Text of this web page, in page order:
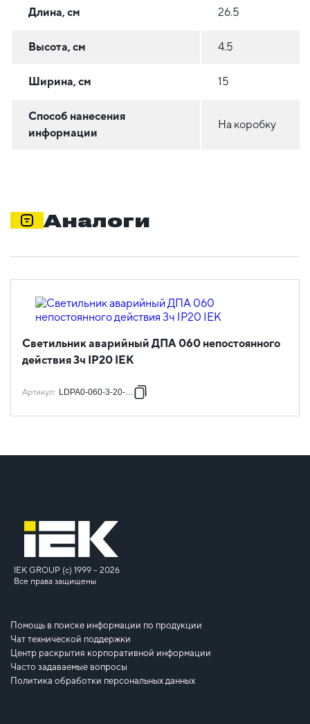
Длина, см 26.5
Высота, см 4.5
Ширина, см 15
Способ нанесения
информации
На коробку
Аналоги
Светильник аварийный ДПА 060 непостоянного
действия 3ч IP20 IEK
Артикул: LDPA0-060-3-20-K01
IEK GROUP (c) 1999 – 2026
Все права защищены
Помощь в поиске информации по продукции
Чат технической поддержки
Центр раскрытия корпоративной информации
Часто задаваемые вопросы
Политика обработки персональных данных